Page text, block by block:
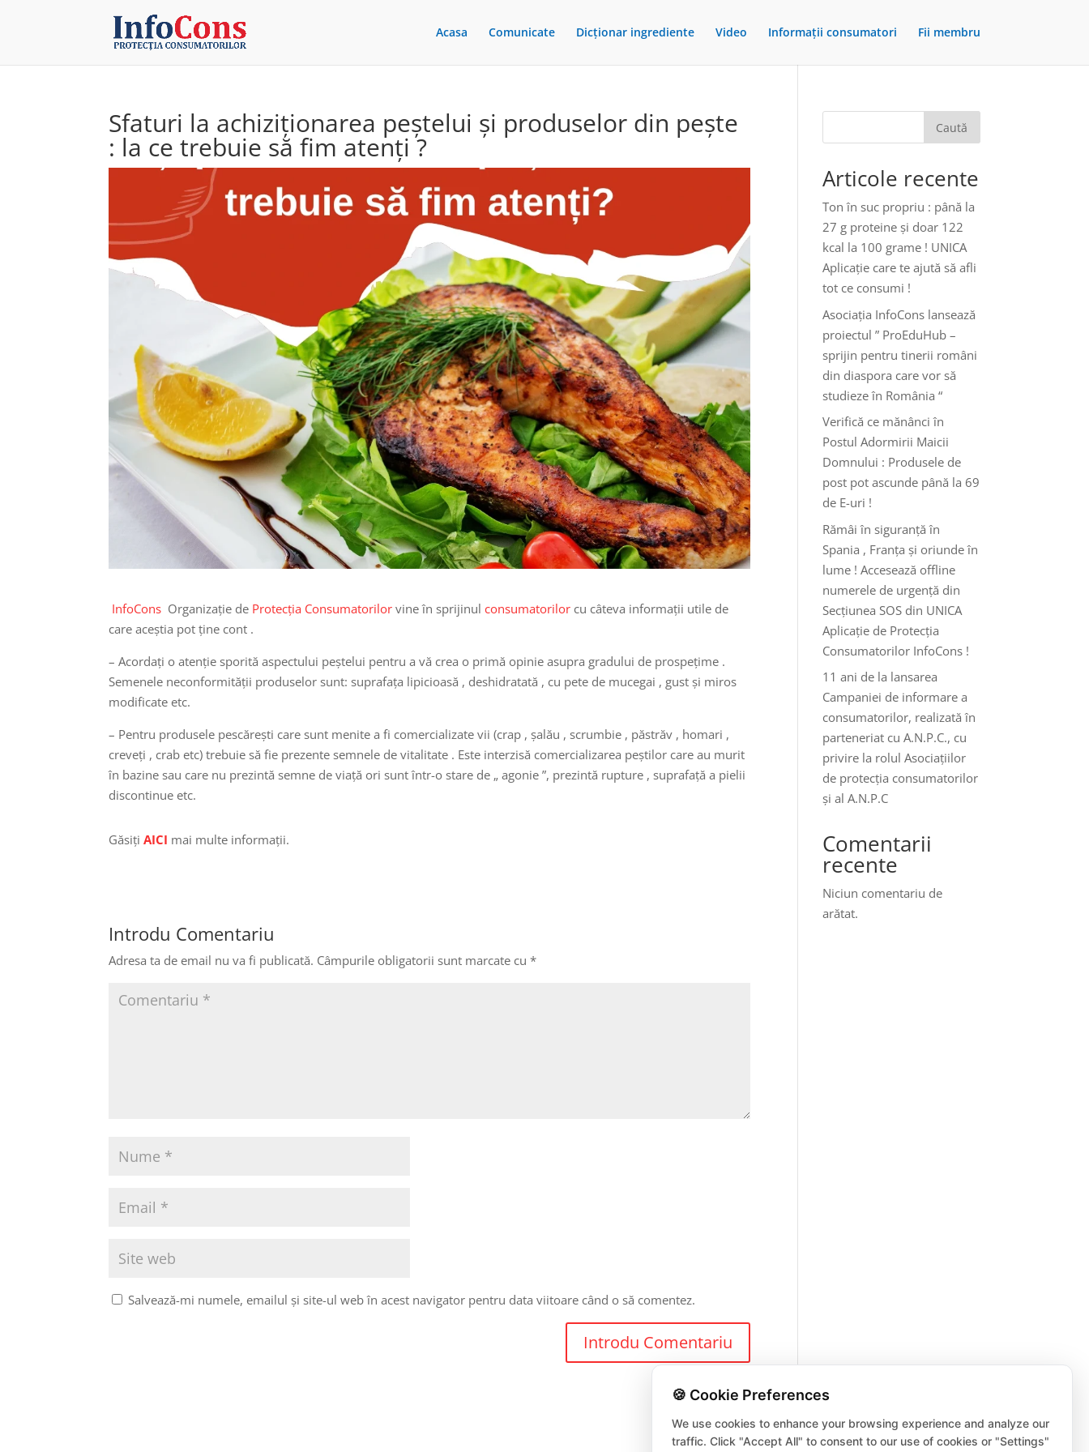
Acasa Comunicate Dicționar ingrediente Video Informații consumatori Fii membru
Sfaturi la achiziționarea peștelui și produselor din pește
: la ce trebuie să fim atenți ?
InfoCons Organizație de Protecția Consumatorilor vine în sprijinulconsumatorilor cu câteva informații utile de
care aceștia pot ține cont .
– Acordați o atenție sporită aspectului peștelui pentru a vă crea o primă opinie asupra gradului de prospețime .
Semenele neconformității produselor sunt: suprafața lipicioasă , deshidratată , cu pete de mucegai , gust și miros
modificate etc.
– Pentru produsele pescărești care sunt menite a fi comercializate vii (crap , șalău , scrumbie , păstrăv , homari ,
creveți , crab etc) trebuie să fie prezente semnele de vitalitate . Este interzisă comercializarea peștilor care au murit
în bazine sau care nu prezintă semne de viață ori sunt într-o stare de „ agonie ”, prezintă rupture , suprafață a pielii
discontinue etc.
GăsițiAICI mai multe informații.
Introdu Comentariu
Adresa ta de email nu va fi publicată. Câmpurile obligatorii sunt marcate cu*
Salvează-mi numele, emailul și site-ul web în acest navigator pentru data viitoare când o să comentez.
Caută
Articole recente
Ton în suc propriu : până la
27 g proteine și doar 122
kcal la 100 grame ! UNICA
Aplicație care te ajută să afli
tot ce consumi !
Asociația InfoCons lansează
proiectul ” ProEduHub –
sprijin pentru tinerii români
din diaspora care vor să
studieze în România “
Verifică ce mănânci în
Postul Adormirii Maicii
Domnului : Produsele de
post pot ascunde până la 69
de E-uri !
Rămâi în siguranță în
Spania , Franța și oriunde în
lume ! Accesează offline
numerele de urgență din
Secțiunea SOS din UNICA
Aplicație de Protecția
Consumatorilor InfoCons !
11 ani de la lansarea
Campaniei de informare a
consumatorilor, realizată în
parteneriat cu A.N.P.C., cu
privire la rolul Asociațiilor
de protecția consumatorilor
și al A.N.P.C
Comentarii
recente
Niciun comentariu de
arătat.
🍪 Cookie Preferences
We use cookies to enhance your browsing experience and analyze our
traffic. Click "Accept All" to consent to our use of cookies or "Settings"